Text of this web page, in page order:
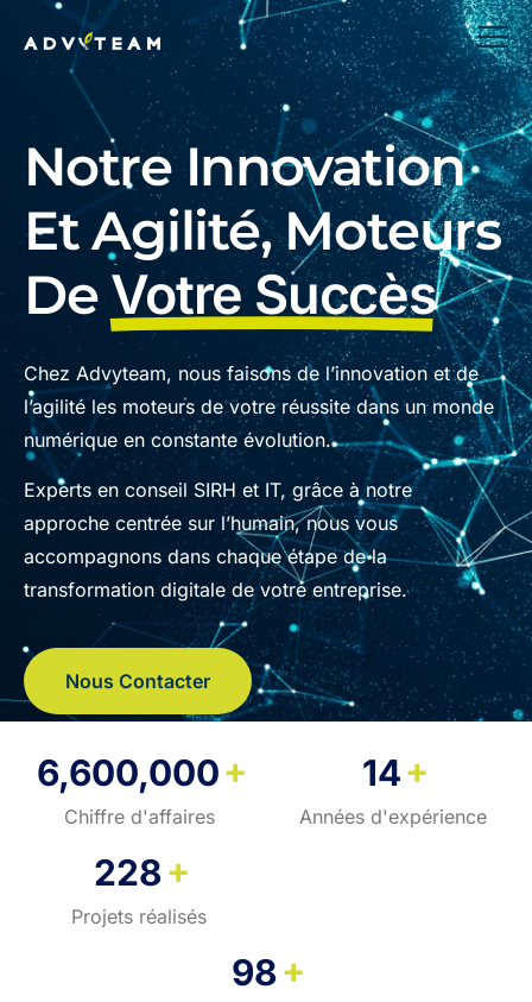
Notre Innovation
Et Agilité, Moteurs
De Votre Succès
Chez Advyteam, nous faisons de l’innovation et de
l’agilité les moteurs de votre réussite dans un monde
numérique en constante évolution.
Experts en conseil SIRH et IT, grâce à notre
approche centrée sur l’humain, nous vous
accompagnons dans chaque étape de la
transformation digitale de votre entreprise.
Nous Contacter
6,600,000+
Chiffre d'affaires
14+
Années d'expérience
228+
Projets réalisés
98+